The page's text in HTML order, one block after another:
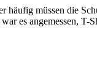
häufig müssen die
war es angemessen, T-